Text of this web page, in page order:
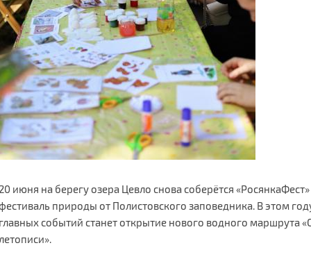
20 июня на берегу озера Цевло снова соберётся
природы от Полистовского заповедника. В этом
главных событий станет открытие нового водного маршрута
летописи».